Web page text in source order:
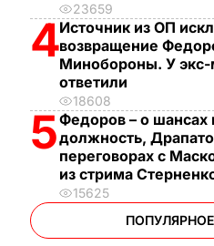
23659
4Источник из ОП
возвращение
Минобороны. У экс-
ответили
18608
5Федоров – о шансах
должность,
переговорах с
из стрима
15625
ПОПУЛЯРНОЕ